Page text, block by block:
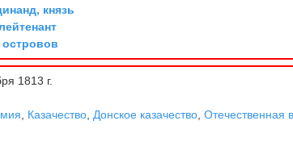
князь
1813 г.
Казачество Донское казачество ,Отечественная